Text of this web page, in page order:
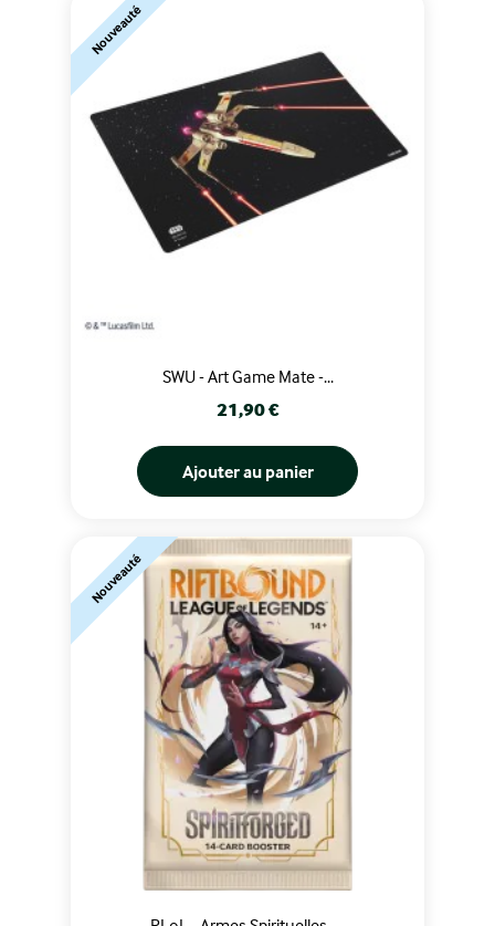
SWU - Art Game Mate -...
Prix
21,90 €
Ajouter au panier
Nouveauté
Nouveauté